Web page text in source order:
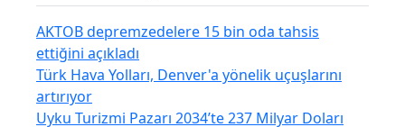
AKTOB depremzedelere 15 bin oda tahsis
ettiğini açıkladı
Türk Hava Yolları, Denver'a yönelik uçuşlarını
artırıyor
Uyku Turizmi Pazarı 2034’te 237 Milyar Doları